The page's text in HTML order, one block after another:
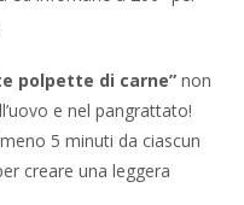
polpette di carne” non
e nel pangrattato!
5 minuti da ciascun
creare una leggera